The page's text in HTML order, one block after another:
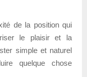
de la position qui
le plaisir et la
simple et naturel
quelque chose